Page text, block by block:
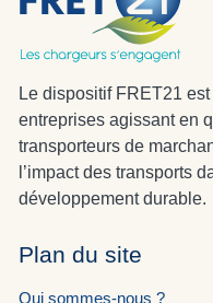
Le dispositif FRET21
entreprises agissant en
transporteurs de
l’impact des transports
développement durable.
Plan du site
Qui sommes-nous ?